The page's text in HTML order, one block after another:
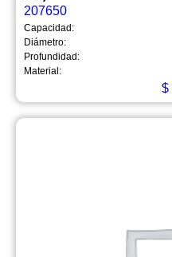
207650
Capacidad:
Diámetro:
Profundidad:
Material:
$